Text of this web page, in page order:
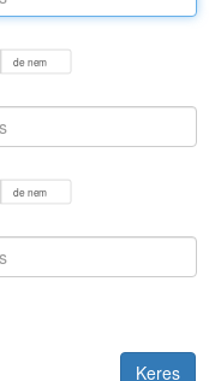
de nem
de nem